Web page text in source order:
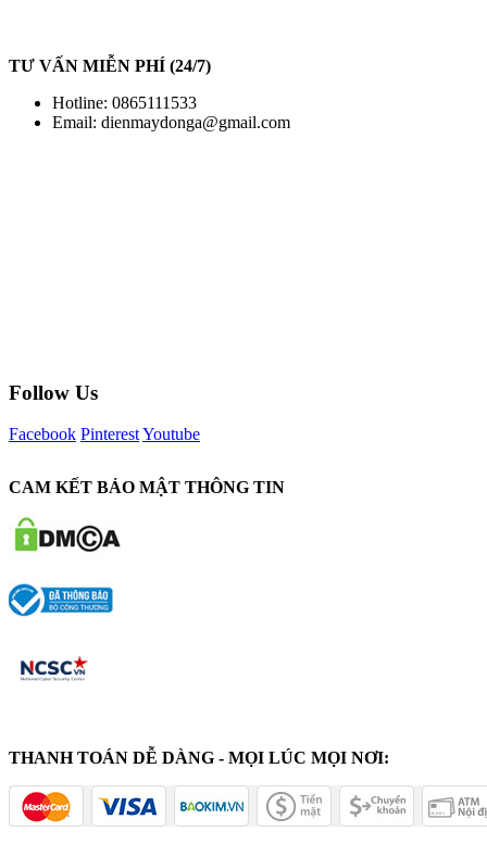
TƯ VẤN MIỄN PHÍ (24/7)
Hotline: 0865111533
Email: dienmaydonga@gmail.com
Follow Us
Facebook PinterestYoutube
CAM KẾT BẢO MẬT THÔNG TIN
THANH TOÁN DỄ DÀNG - MỌI LÚC MỌI NƠI: